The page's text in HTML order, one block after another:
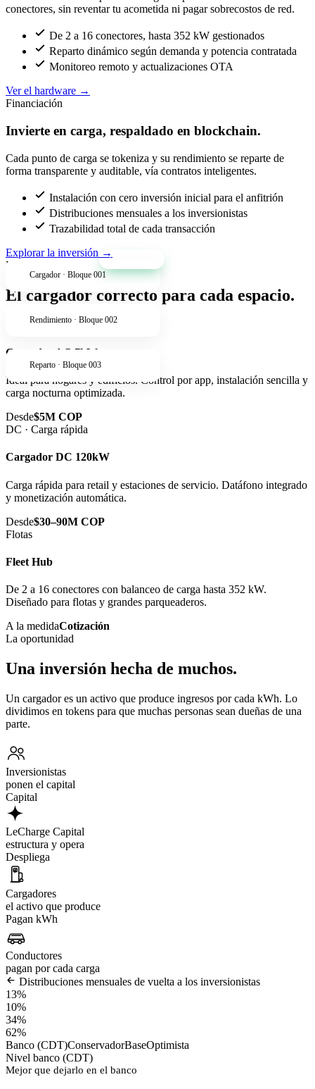
conectores, sin reventar tu acometida ni pagar sobrecostos de red.
De 2 a 16 conectores, hasta 352 kW gestionados
Reparto dinámico según demanda y potencia contratada
Monitoreo remoto y actualizaciones OTA
Ver el hardware →
Financiación
Invierte en carga, respaldado en blockchain.
Cada punto de carga se tokeniza y su rendimiento se reparte de
forma transparente y auditable, vía contratos inteligentes.
Instalación con cero inversión inicial para el anfitrión
Distribuciones mensuales a los inversionistas
Trazabilidad total de cada transacción
Explorar la inversión →
+34% anual
Cargador · Bloque 001
Rendimiento · Bloque 002
Reparto · Bloque 003
Productos
El cargador correcto para cada espacio.
AC · Residencial
Cargador AC 7kW
Ideal para hogares y edificios. Control por app, instalación sencilla y
carga nocturna optimizada.
Desde$5M COP
DC · Carga rápida
Cargador DC 120kW
Carga rápida para retail y estaciones de servicio. Datáfono integrado
y monetización automática.
Desde$30–90M COP
Flotas
Fleet Hub
De 2 a 16 conectores con balanceo de carga hasta 352 kW.
Diseñado para flotas y grandes parqueaderos.
A la medidaCotización
La oportunidad
Una inversión hecha de muchos.
Un cargador es un activo que produce ingresos por cada kWh. Lo
dividimos en tokens para que muchas personas sean dueñas de una
parte.
Inversionistas
ponen el capital
Capital
LeCharge Capital
estructura y opera
Despliega
Cargadores
el activo que produce
Pagan kWh
Conductores
pagan por cada carga
Distribuciones mensuales de vuelta a los inversionistas
13%
10%
34%
62%
Banco (CDT)ConservadorBaseOptimista
Nivel banco (CDT)
Mejor que dejarlo en el banco